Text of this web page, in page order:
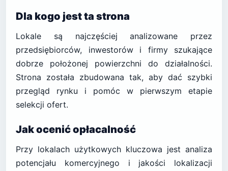
Dla kogo jest ta strona
Lokale są najczęściej analizowane przez
przedsiębiorców, inwestorów i firmy szukające
dobrze położonej powierzchni do działalności.
Strona została zbudowana tak, aby dać szybki
przegląd rynku i pomóc w pierwszym etapie
selekcji ofert.
Jak ocenić opłacalność
Przy lokalach użytkowych kluczowa jest analiza
potencjału komercyjnego i jakości lokalizacji